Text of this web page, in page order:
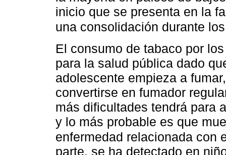
inicio que se presenta en la
una consolidación durante
El consumo de tabaco por
para la salud pública dado
adolescente empieza a
convertirse en fumador
más dificultades tendrá para
y lo más probable es que
enfermedad relacionada con
parte, se ha detectado en